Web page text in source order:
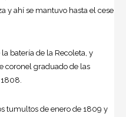
y ahí se mantuvo hasta el cese
batería de la Recoleta, y
coronel graduado de las
tumultos de enero de 1809 y